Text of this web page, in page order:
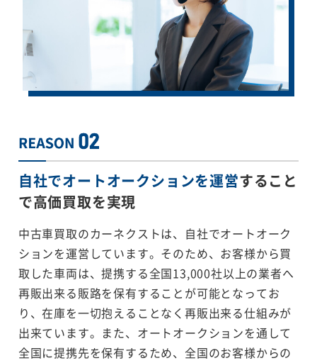
自社でオートオークションを運営すること
で高価買取を実現
中古車買取のカーネクストは、自社でオートオーク
ションを運営しています。そのため、お客様から買
取した車両は、提携する全国13,000社以上の業者へ
再販出来る販路を保有することが可能となってお
り、在庫を一切抱えることなく再販出来る仕組みが
出来ています。また、オートオークションを通して
全国に提携先を保有するため、全国のお客様からの